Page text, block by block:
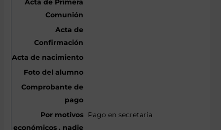
Pago en secretaria